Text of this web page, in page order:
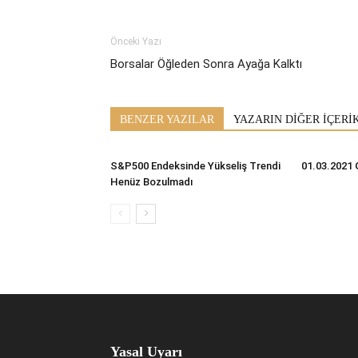
Önceki Yazı
Borsalar Öğleden Sonra Ayağa Kalktı
BENZER YAZILAR YAZARIN DİĞER
S&P500 Endeksinde Yükseliş Trendi
Henüz Bozulmadı
01.03.2021
Yasal Uyarı